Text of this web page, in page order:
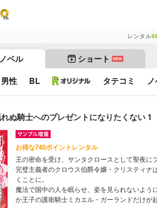
レンタル
ベル ショート NEW
男性 BL タテコミ
ぬ騎士へのプレゼントになりたくない 1
お得な740ポイントレンタル
王の密命を受け、サンタクロースとして聖夜に
完璧主義者のクロウス伯爵令嬢・クリスティナ
くことに。
魔法で国中の人を眠らせ、姿を見られないよ
か王子の護衛騎士ミカエル・ガーランドだけが